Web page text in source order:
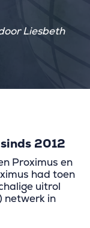
Liesbeth
2012
Proximus en
had toen
uitrol
netwerk in